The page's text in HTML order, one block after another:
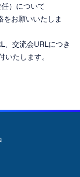
）について
お願いいたしま
、交流会URLにつき
たします。